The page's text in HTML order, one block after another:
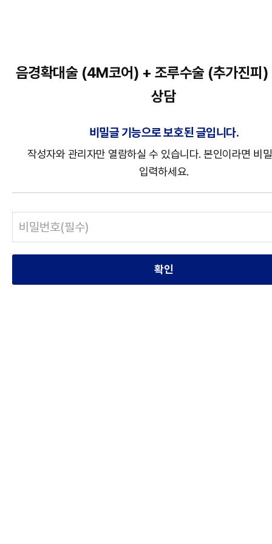
음경확대술 (4M코어) + 조루수술 (추가진피)
상담
비밀글 기능으로 보호된 글입니다.
작성자와 관리자만 열람하실 수 있습니다. 본인이라면 비
입력하세요.